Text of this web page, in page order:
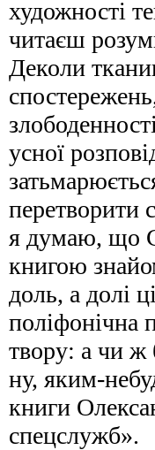
художності
читаєш
Деколи
усної
перетворити
я думаю, що
книгою
доль, а долі
поліфонічна
твору: а чи ж
ну, яким-
книги
спецслужб».